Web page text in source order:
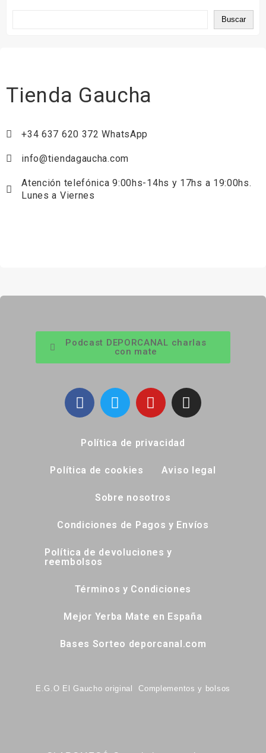
Buscar
Tienda Gaucha
+34 637 620 372 WhatsApp
info@tiendagaucha.com
Atención telefónica 9:00hs-14hs y 17hs a 19:00hs.
Lunes a Viernes
Podcast DEPORCANAL charlas
con mate
Política de privacidad
Política de cookies Aviso legal
Sobre nosotros
Condiciones de Pagos y Envíos
Política de devoluciones y
reembolsos
Términos y Condiciones
Mejor Yerba Mate en España
Bases Sorteo deporcanal.com
E.G.O El Gaucho original Complementos y bolsos